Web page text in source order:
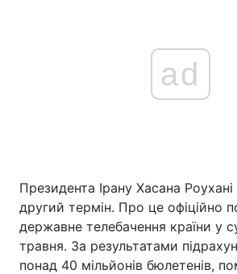
ad
Президента Ірану Хасана
другий термін. Про це офіційно
державне телебачення країни у
травня. За результатами
понад 40 мільйонів бюлетенів,